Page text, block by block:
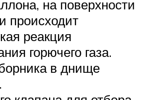
на поверхности
происходит
реакция
горючего газа.
в днище